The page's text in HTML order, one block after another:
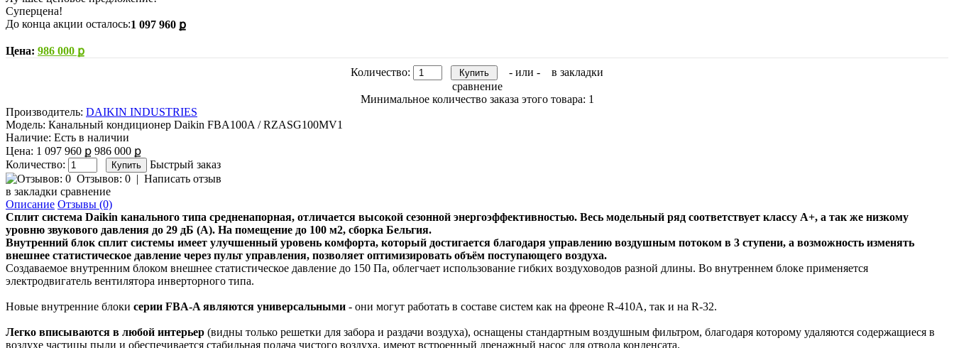
Суперцена!
До конца акции осталось:1 097 960 ք
Цена: 986 000 ք
Количество:
- или -
в закладки
сравнение
Минимальное количество заказа этого товара: 1
Производитель: DAIKIN INDUSTRIES
Модель: Канальный кондиционер Daikin FBA100A / RZASG100MV1
Наличие: Есть в наличии
Цена: 1 097 960 ք 986 000 ք
Количество:
Быстрый заказ
Отзывов: 0 | Написать отзыв
в закладки сравнение
Описание Отзывы (0)
Сплит система Daikin канального типа средненапорная, отличается высокой сезонной энергоэффективностью. Весь модельный ряд соответствует классу A+, а так же низкому
уровню звукового давления до 29 дБ (А). На помещение до 100 м2, сборка Бельгия.
Внутренний блок сплит системы имеет улучшенный уровень комфорта, который достигается благодаря управлению воздушным потоком в 3 ступени, а возможность изменять
внешнее статистическое давление через пульт управления, позволяет оптимизировать объём поступающего воздуха.
Создаваемое внутренним блоком внешнее статистическое давление до 150 Па, облегчает использование гибких воздуховодов разной длины. Во внутреннем блоке применяется
электродвигатель вентилятора инверторного типа.
Новые внутренние блоки серии FBA-A являются универсальными - они могут работать в составе систем как на фреоне R-410А, так и на R-32.
Легко вписываются в любой интерьер (видны только решетки для забора и раздачи воздуха), оснащены стандартным воздушным фильтром, благодаря которому удаляются содержащиеся в
воздухе частицы пыли и обеспечивается стабильная подача чистого воздуха, имеют встроенный дренажный насос для отвода конденсата.